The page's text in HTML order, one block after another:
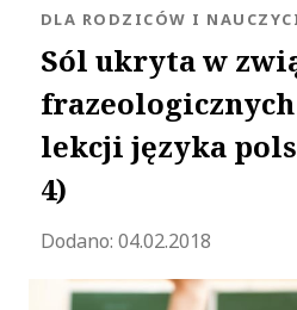
Sól ukryta w
lekcji języka
4)
KATEGORIA:
DLA RODZICÓW I
Dodano: 04.02.2018